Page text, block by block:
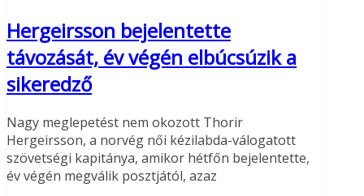
Hergeirsson bejelentette
távozását, év végén elbúcsúzik a
sikeredző
Nagy meglepetést nem okozott Thorir
Hergeirsson, a norvég női kézilabda-válogatott
szövetségi kapitánya, amikor hétfőn bejelentette,
év végén megválik posztjától, azaz